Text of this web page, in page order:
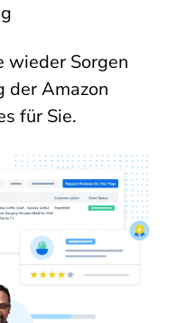
wieder Sorgen
der Amazon
für Sie.